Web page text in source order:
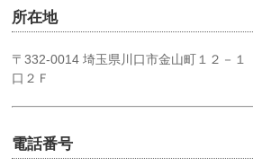
所在地
〒332-0014 埼玉県川口市金山町１２－１
口２Ｆ
電話番号